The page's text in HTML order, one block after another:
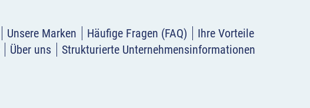
Unsere Marken Häufige Fragen (FAQ)
Ihre Vorteile
Über uns Strukturierte Unternehmensinformationen